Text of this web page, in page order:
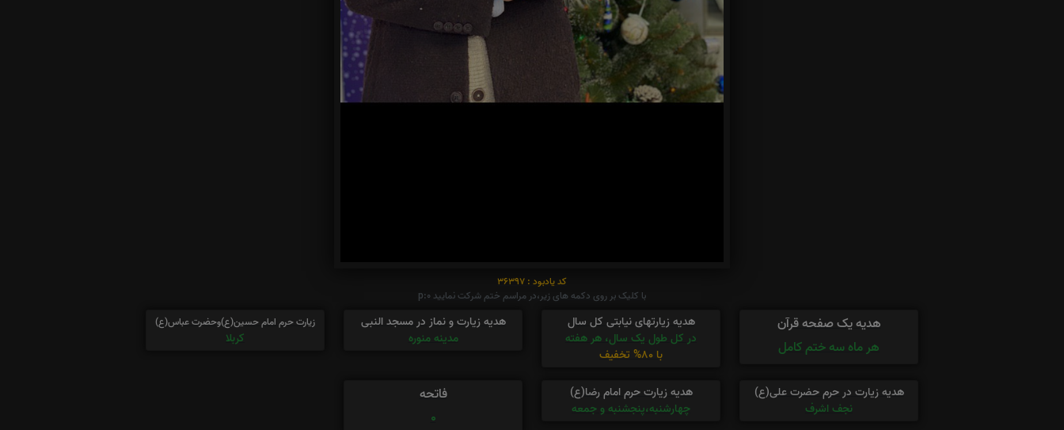
کد یادبود : 36397
با کلیک بر روی دکمه های زیر،در مراسم ختم شرکت نمایید p:0
هدیه یک صفحه قرآن
هر ماه سه ختم کامل
هدیه زیارتهای نیابتی کل سال
در کل طول یک سال، هر هفته
با 80% تخفیف
هدیه زیارت و نماز در مسجد النبی
مدینه منوره
زیارت حرم امام حسین(ع)وحضرت عباس(ع)
کربلا
هدیه زیارت در حرم حضرت علی(ع)
نجف اشرف
هدیه زیارت حرم امام رضا(ع)
چهارشنبه،پنجشنبه و جمعه
فاتحه
0